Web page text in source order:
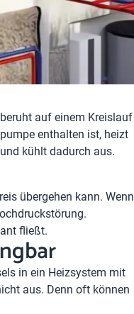
auf einem Kreislauf
enthalten ist, heizt
kühlt dadurch aus.
übergehen kann. Wenn
fließt.
in ein Heizsystem mit
aus. Denn oft können